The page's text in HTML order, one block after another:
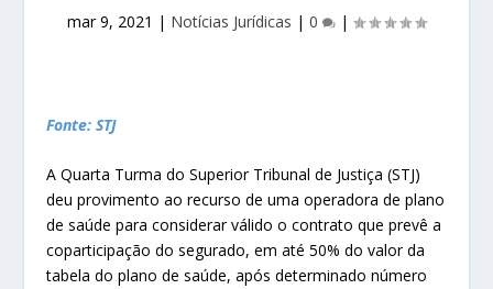
mar 9, 2021 | Notícias Jurídicas | 0 |
Fonte: STJ
A Quarta Turma do Superior Tribunal de Justiça (STJ)
deu provimento ao recurso de uma operadora de plano
de saúde para considerar válido o contrato que prevê a
coparticipação do segurado, em até 50% do valor da
tabela do plano de saúde, após determinado número